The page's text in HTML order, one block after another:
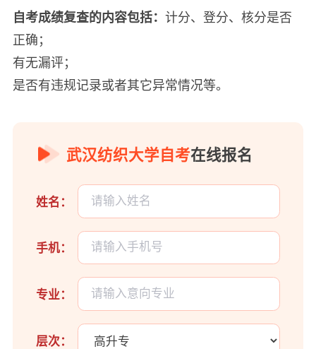
自考成绩复查的内容包括： 计分、登分、核分是否
正确；
有无漏评；
是否有违规记录或者其它异常情况等。
武汉纺织大学自考在线报名
姓名：
手机：
专业：
层次：